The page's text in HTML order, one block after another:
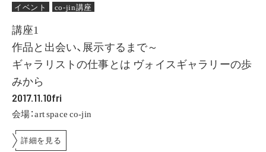
イベント co-jin講座
講座1
作品と出会い、展示するまで～
ギャラリストの仕事とは ヴォイスギャラリーの歩
みから
2017.11.10fri
会場：art space co-jin
詳細を見る